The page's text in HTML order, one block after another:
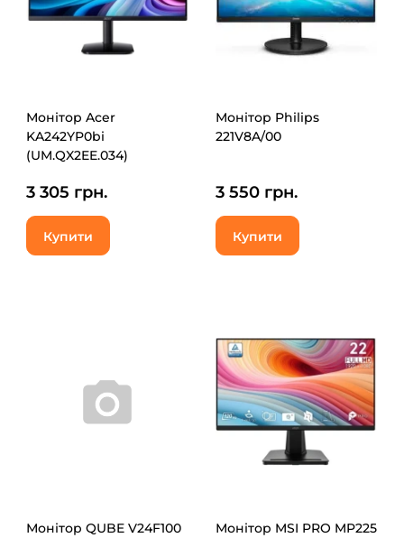
Монітор Acer
KA242YP0bi
(UM.QX2EE.034)
3 305 грн.
Купити
Монітор Philips
221V8A/00
3 550 грн.
Купити
Монітор QUBE V24F100
Монітор MSI PRO MP225